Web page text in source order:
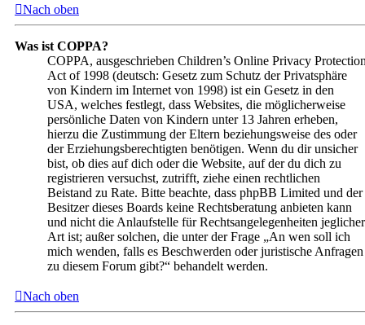
Nach oben
Was ist COPPA?
COPPA, ausgeschrieben Children’s Online Privacy
Act of 1998 (deutsch: Gesetz zum Schutz der Privatsphäre
von Kindern im Internet von 1998) ist ein Gesetz in den
USA, welches festlegt, dass Websites, die möglicherweise
persönliche Daten von Kindern unter 13 Jahren erheben,
hierzu die Zustimmung der Eltern beziehungsweise des oder
der Erziehungsberechtigten benötigen. Wenn du dir unsicher
bist, ob dies auf dich oder die Website, auf der du dich zu
registrieren versuchst, zutrifft, ziehe einen rechtlichen
Beistand zu Rate. Bitte beachte, dass phpBB Limited und der
Besitzer dieses Boards keine Rechtsberatung anbieten kann
und nicht die Anlaufstelle für Rechtsangelegenheiten jeglicher
Art ist; außer solchen, die unter der Frage „An wen soll ich
mich wenden, falls es Beschwerden oder juristische Anfragen
zu diesem Forum gibt?“ behandelt werden.
Nach oben